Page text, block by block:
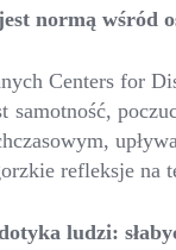
normą wśród
Centers for
samotność,
refleksje na
ludzi: